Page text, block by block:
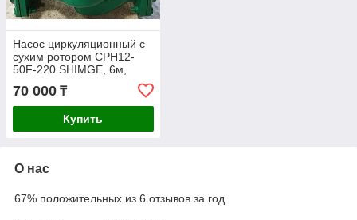
Насос циркуляционный c
сухим ротором CPH12-
50F-220 SHIMGE, 6м,
70 000 ₸
Купить
О нас
67% положительных из 6 отзывов за год